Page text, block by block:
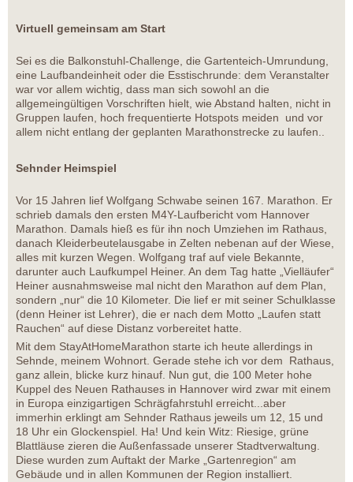
Virtuell gemeinsam am Start
Sei es die Balkonstuhl-Challenge, die Gartenteich-Umrundung,
eine Laufbandeinheit oder die Esstischrunde: dem Veranstalter
war vor allem wichtig, dass man sich sowohl an die
allgemeingültigen Vorschriften hielt, wie Abstand halten, nicht in
Gruppen laufen, hoch frequentierte Hotspots meiden und vor
allem nicht entlang der geplanten Marathonstrecke zu laufen..
Sehnder Heimspiel
Vor 15 Jahren lief Wolfgang Schwabe seinen 167. Marathon. Er
schrieb damals den ersten M4Y-Laufbericht vom Hannover
Marathon. Damals hieß es für ihn noch Umziehen im Rathaus,
danach Kleiderbeutelausgabe in Zelten nebenan auf der Wiese,
alles mit kurzen Wegen. Wolfgang traf auf viele Bekannte,
darunter auch Laufkumpel Heiner. An dem Tag hatte „Vielläufer“
Heiner ausnahmsweise mal nicht den Marathon auf dem Plan,
sondern „nur“ die 10 Kilometer. Die lief er mit seiner Schulklasse
(denn Heiner ist Lehrer), die er nach dem Motto „Laufen statt
Rauchen“ auf diese Distanz vorbereitet hatte.
Mit dem StayAtHomeMarathon starte ich heute allerdings in
Sehnde, meinem Wohnort. Gerade stehe ich vor dem Rathaus,
ganz allein, blicke kurz hinauf. Nun gut, die 100 Meter hohe
Kuppel des Neuen Rathauses in Hannover wird zwar mit einem
in Europa einzigartigen Schrägfahrstuhl erreicht...aber
immerhin erklingt am Sehnder Rathaus jeweils um 12, 15 und
18 Uhr ein Glockenspiel. Ha! Und kein Witz: Riesige, grüne
Blattläuse zieren die Außenfassade unserer Stadtverwaltung.
Diese wurden zum Auftakt der Marke „Gartenregion“ am
Gebäude und in allen Kommunen der Region installiert.